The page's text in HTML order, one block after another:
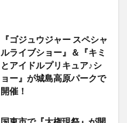
『ゴジュウジャー スペシャ
ルライブショー』＆『キミ
とアイドルプリキュア♪シ
ョー』が城島高原パークで
開催！